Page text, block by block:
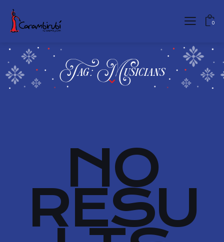
0
Tag: Musicians
NO
RESU